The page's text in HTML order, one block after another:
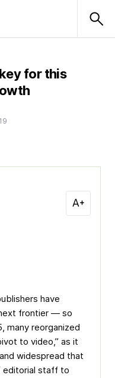
for this
have
frontier — so
many reorganized
to video,” as it
widespread that
editorial staff to